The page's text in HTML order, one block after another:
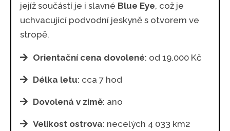
jejíž součástí je i slavné Blue Eye, což je
uchvacující podvodní jeskyně s otvorem ve
stropě.
Orientační cena dovolené: od 19.000 Kč
Délka letu: cca 7 hod
Dovolená v zimě: ano
Velikost ostrova: necelých 4 033 km2